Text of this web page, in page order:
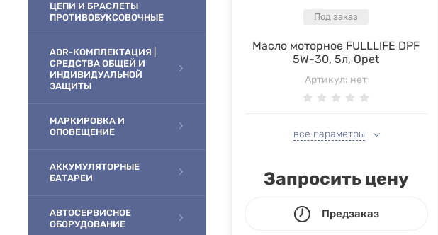
ЦЕПИ И БРАСЛЕТЫ
ПРОТИВОБУКСОВОЧНЫЕ
ADR-КОМПЛЕКТАЦИЯ |
СРЕДСТВА ОБЩЕЙ И
ИНДИВИДУАЛЬНОЙ
ЗАЩИТЫ
МАРКИРОВКА И
ОПОВЕЩЕНИЕ
АККУМУЛЯТОРНЫЕ
БАТАРЕИ
АВТОСЕРВИСНОЕ
ОБОРУДОВАНИЕ
Под заказ
Масло моторное FULLLIFE DPF
5W-30, 5л, Opet
Артикул: нет
все параметры
Запросить цену
Предзаказ